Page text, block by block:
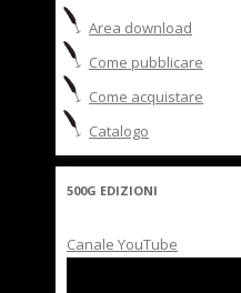
Area download
Come pubblicare
Come acquistare
Catalogo
500G EDIZIONI
Canale YouTube